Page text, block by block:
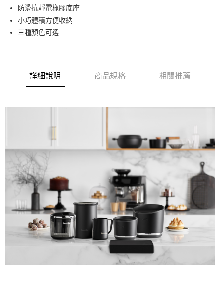
防滑抗靜電橡膠底座
小巧體積方便收納
三種顏色可選
詳細說明 商品規格 相關推薦